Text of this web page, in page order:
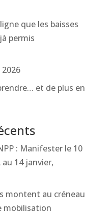
que les baisses
permis
2026
et de plus en
: Manifester le 10
14 janvier,
montent au créneau
mobilisation